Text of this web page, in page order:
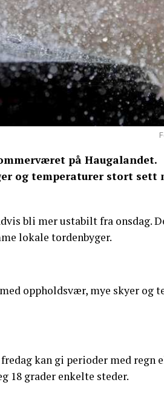
på Haugalandet.
og temperaturer stort sett
bli mer ustabilt fra onsdag.
lokale tordenbyger.
oppholdsvær, mye skyer og
kan gi perioder med regn
18 grader enkelte steder.